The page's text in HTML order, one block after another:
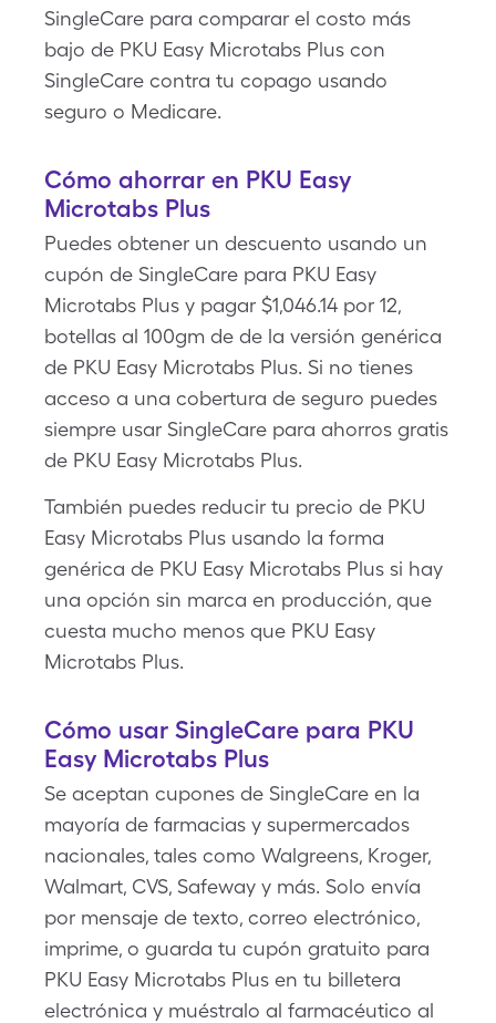
SingleCare para comparar el costo más
bajo de PKU Easy Microtabs Plus con
SingleCare contra tu copago usando
seguro o Medicare.
Cómo ahorrar en PKU Easy
Microtabs Plus
Puedes obtener un descuento usando un
cupón de SingleCare para PKU Easy
Microtabs Plus y pagar $1,046.14 por 12,
botellas al 100gm de de la versión genérica
de PKU Easy Microtabs Plus. Si no tienes
acceso a una cobertura de seguro puedes
siempre usar SingleCare para ahorros gratis
de PKU Easy Microtabs Plus.
También puedes reducir tu precio de PKU
Easy Microtabs Plus usando la forma
genérica de PKU Easy Microtabs Plus si hay
una opción sin marca en producción, que
cuesta mucho menos que PKU Easy
Microtabs Plus.
Cómo usar SingleCare para PKU
Easy Microtabs Plus
Se aceptan cupones de SingleCare en la
mayoría de farmacias y supermercados
nacionales, tales como Walgreens, Kroger,
Walmart, CVS, Safeway y más. Solo envía
por mensaje de texto, correo electrónico,
imprime, o guarda tu cupón gratuito para
PKU Easy Microtabs Plus en tu billetera
electrónica y muéstralo al farmacéutico al